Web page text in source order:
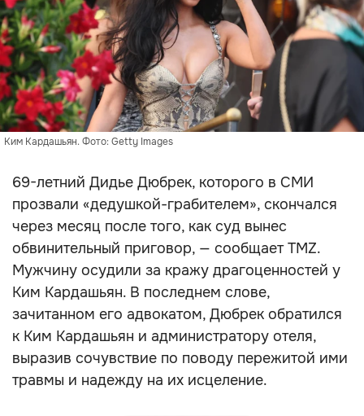
Ким Кардашьян. Фото: Getty Images
69-летний Дидье Дюбрек, которого в СМИ
прозвали «дедушкой-грабителем», скончался
через месяц после того, как суд вынес
обвинительный приговор, — сообщает TMZ.
Мужчину осудили за кражу драгоценностей у
Ким Кардашьян. В последнем слове,
зачитанном его адвокатом, Дюбрек обратился
к Ким Кардашьян и администратору отеля,
выразив сочувствие по поводу пережитой ими
травмы и надежду на их исцеление.